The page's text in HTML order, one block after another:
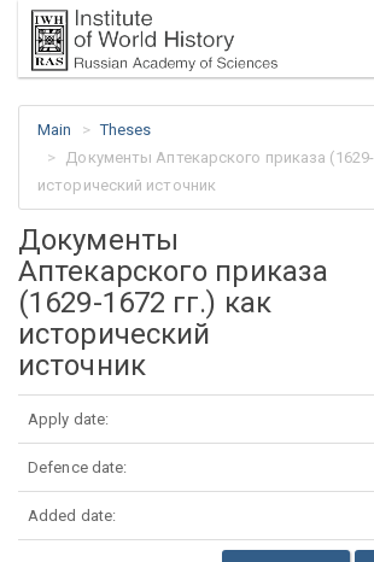
Main
Theses
Документы Аптекарского приказа (1629-
исторический источник
Документы
Аптекарского приказа
(1629-1672 гг.) как
исторический
источник
Apply date:
Defence date:
Added date: